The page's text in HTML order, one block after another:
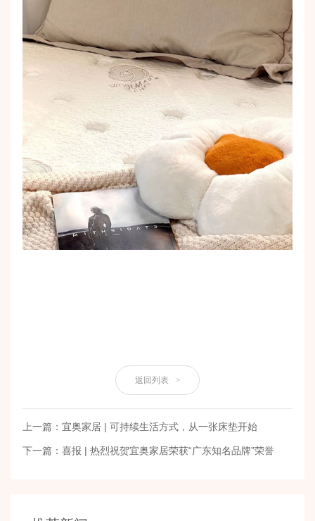
返回列表 >
上一篇：宜奥家居 | 可持续生活方式，从一张床垫开始
下一篇：喜报 | 热烈祝贺宜奥家居荣获“广东知名品牌”荣誉